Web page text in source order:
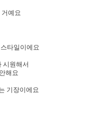
예요
타일이에요
시원해서
해요
기장이에요